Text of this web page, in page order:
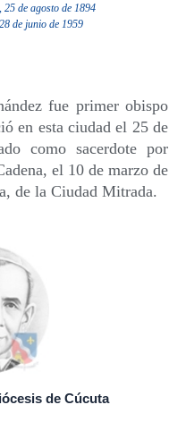
de agosto de 1894
de junio de 1959
fue primer obispo
en esta ciudad el 25 de
como sacerdote por
el 10 de marzo de
de la Ciudad Mitrada.
de Cúcuta